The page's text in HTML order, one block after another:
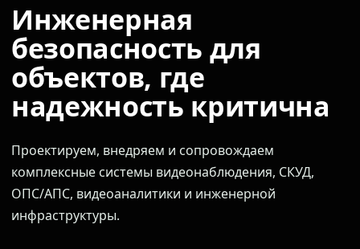
Инженерная
безопасность для
объектов, где
надежность критична
Проектируем, внедряем и сопровождаем
комплексные системы видеонаблюдения, СКУД,
ОПС/АПС, видеоаналитики и инженерной
инфраструктуры.